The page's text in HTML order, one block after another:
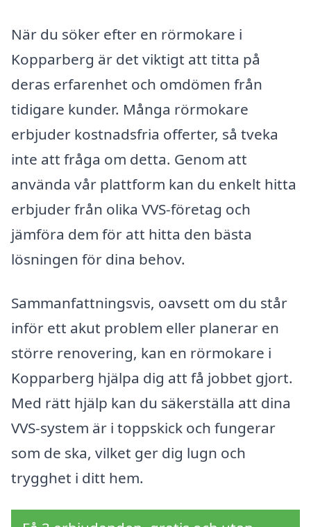
När du söker efter en rörmokare i
Kopparberg är det viktigt att titta på
deras erfarenhet och omdömen från
tidigare kunder. Många rörmokare
erbjuder kostnadsfria offerter, så tveka
inte att fråga om detta. Genom att
använda vår plattform kan du enkelt hitta
erbjuder från olika VVS-företag och
jämföra dem för att hitta den bästa
lösningen för dina behov.
Sammanfattningsvis, oavsett om du står
inför ett akut problem eller planerar en
större renovering, kan en rörmokare i
Kopparberg hjälpa dig att få jobbet gjort.
Med rätt hjälp kan du säkerställa att dina
VVS-system är i toppskick och fungerar
som de ska, vilket ger dig lugn och
trygghet i ditt hem.